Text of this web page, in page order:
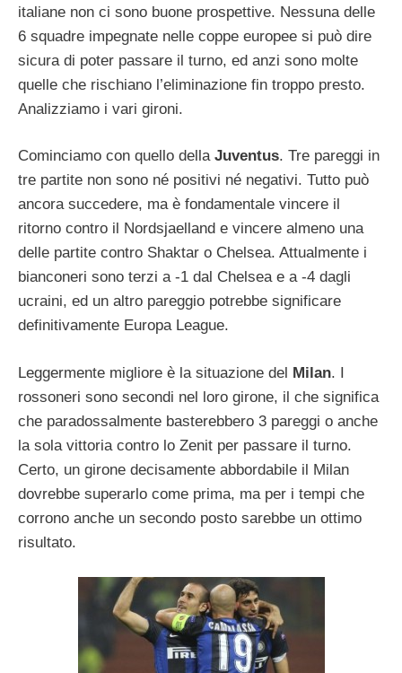
italiane non ci sono buone prospettive. Nessuna delle
6 squadre impegnate nelle coppe europee si può dire
sicura di poter passare il turno, ed anzi sono molte
quelle che rischiano l’eliminazione fin troppo presto.
Analizziamo i vari gironi.
Cominciamo con quello della Juventus. Tre pareggi in
tre partite non sono né positivi né negativi. Tutto può
ancora succedere, ma è fondamentale vincere il
ritorno contro il Nordsjaelland e vincere almeno una
delle partite contro Shaktar o Chelsea. Attualmente i
bianconeri sono terzi a -1 dal Chelsea e a -4 dagli
ucraini, ed un altro pareggio potrebbe significare
definitivamente Europa League.
Leggermente migliore è la situazione del Milan. I
rossoneri sono secondi nel loro girone, il che significa
che paradossalmente basterebbero 3 pareggi o anche
la sola vittoria contro lo Zenit per passare il turno.
Certo, un girone decisamente abbordabile il Milan
dovrebbe superarlo come prima, ma per i tempi che
corrono anche un secondo posto sarebbe un ottimo
risultato.